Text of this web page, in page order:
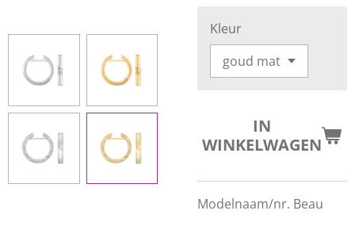
Kleur
IN
WINKELWAGEN
Modelnaam/nr. Beau